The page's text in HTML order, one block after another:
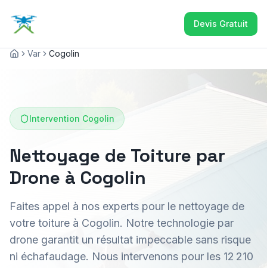
Devis Gratuit
Accueil
Var Cogolin
Intervention Cogolin
Nettoyage de Toiture par
Drone à Cogolin
Faites appel à nos experts pour le nettoyage de
votre toiture à Cogolin. Notre technologie par
drone garantit un résultat impeccable sans risque
ni échafaudage. Nous intervenons pour les 12 210